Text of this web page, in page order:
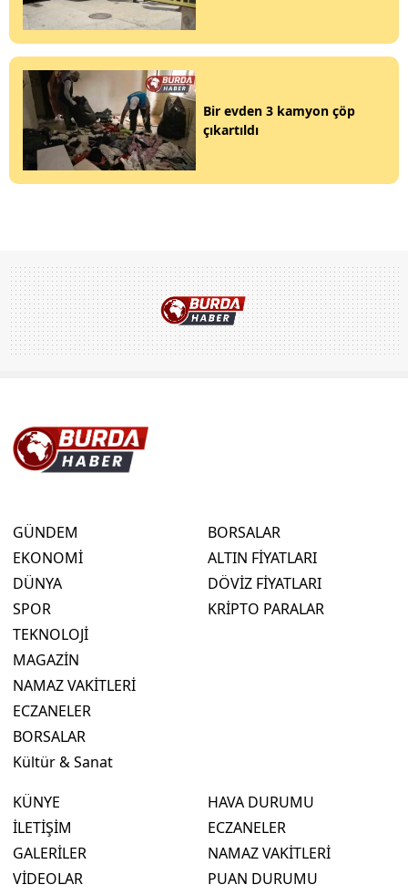
Bir evden 3 kamyon çöp
çıkartıldı
GÜNDEM
EKONOMİ
DÜNYA
SPOR
TEKNOLOJİ
MAGAZİN
NAMAZ VAKİTLERİ
ECZANELER
BORSALAR
Kültür & Sanat
BORSALAR
ALTIN FİYATLARI
DÖVİZ FİYATLARI
KRİPTO PARALAR
KÜNYE
İLETİŞİM
GALERİLER
VİDEOLAR
HAVA DURUMU
ECZANELER
NAMAZ VAKİTLERİ
PUAN DURUMU